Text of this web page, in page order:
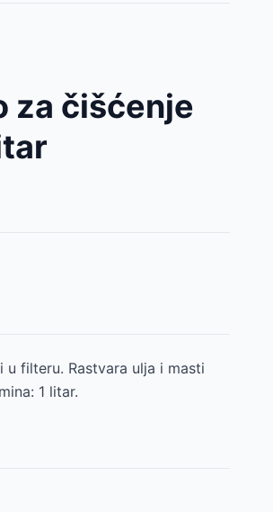
za čišćenje
filteru. Rastvara ulja i masti
1 litar.